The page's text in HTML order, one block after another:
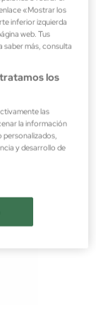
«Mostrar los
inferior izquierda
web. Tus
más, consulta
los
las
la información
personalizados,
y desarrollo de